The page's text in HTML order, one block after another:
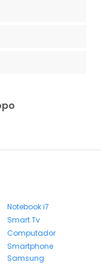
Notebook i7
Smart Tv
Computador
Smartphone
Samsung